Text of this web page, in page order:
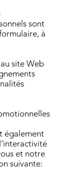
sont
à
site Web
également
et notre
suivante: